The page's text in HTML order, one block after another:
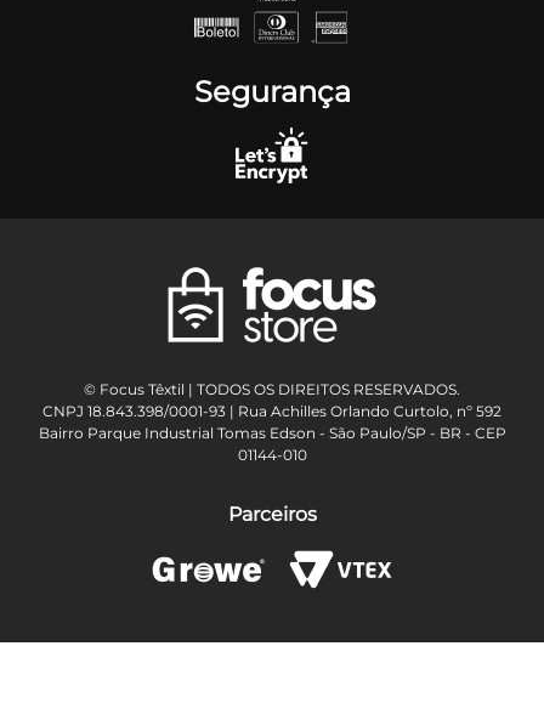
Segurança
© Focus Têxtil | TODOS OS DIREITOS RESERVADOS.
CNPJ 18.843.398/0001-93 | Rua Achilles Orlando Curtolo, nº 592
Bairro Parque Industrial Tomas Edson - São Paulo/SP - BR - CEP
01144-010
Parceiros